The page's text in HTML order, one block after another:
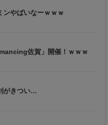
ンやばいなーｗｗｗ
佐賀」開催！ｗｗｗ
がきつい…